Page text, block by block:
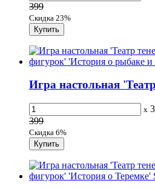
399
Скидка 23%
Игра настольная
x
399
Скидка 6%